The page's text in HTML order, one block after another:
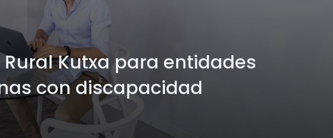
Rural Kutxa para entidades
con discapacidad